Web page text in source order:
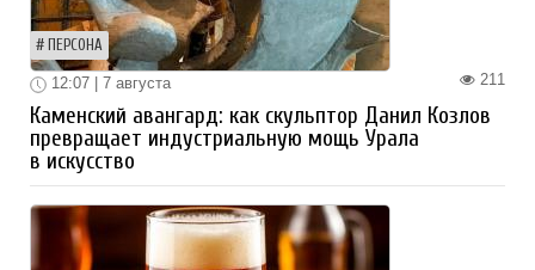
ПЕРСОНА
211
12:07 | 7 августа
Каменский авангард: как скульптор Данил Козлов
превращает индустриальную мощь Урала
в искусство